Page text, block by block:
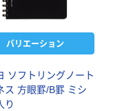
バリエーション
ソフトリングノート
ス 方眼罫/B罫 ミシ
り